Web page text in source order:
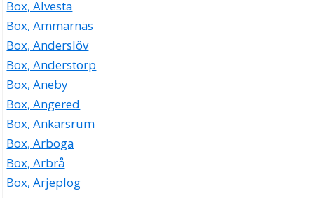
Box, Alvesta
Box, Ammarnäs
Box, Anderslöv
Box, Anderstorp
Box, Aneby
Box, Angered
Box, Ankarsrum
Box, Arboga
Box, Arbrå
Box, Arjeplog